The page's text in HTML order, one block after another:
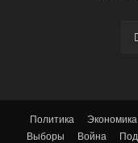
Политика Экономика
Выборы
Война